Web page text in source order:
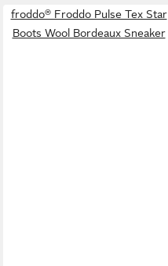
froddo® Froddo Pulse Tex Star
Boots Wool Bordeaux Sneaker